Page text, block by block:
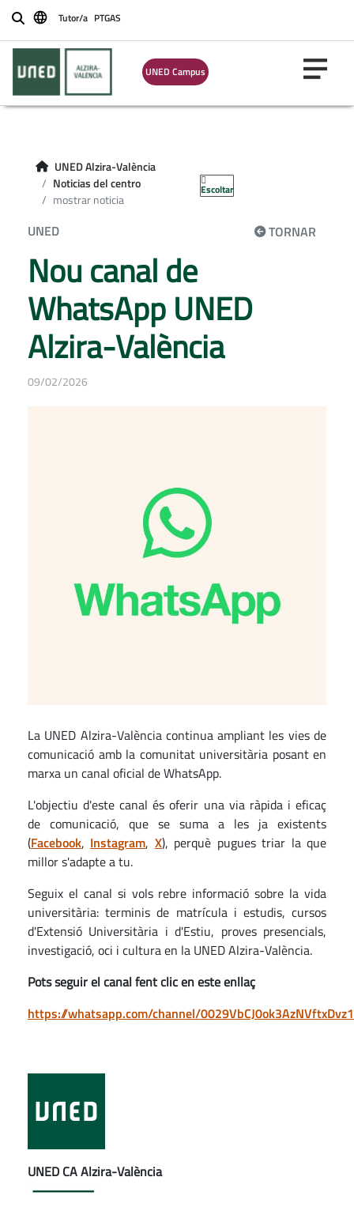
Buscar
Tutor/a PTGAS
UNED Campus
UNED Alzira-València
Noticias del centro
mostrar noticia
Escoltar
UNED TORNAR
Nou canal de
WhatsApp UNED
Alzira-València
09/02/2026
La UNED Alzira-València continua ampliant les vies de
comunicació amb la comunitat universitària posant en
marxa un canal oficial de WhatsApp.
L'objectiu d'este canal és oferir una via ràpida i eficaç
de comunicació, que se suma a les ja existents
(Facebook, Instagram, X), perquè pugues triar la que
millor s'adapte a tu.
Seguix el canal si vols rebre informació sobre la vida
universitària: terminis de matrícula i estudis, cursos
d'Extensió Universitària i d'Estiu, proves presencials,
investigació, oci i cultura en la UNED Alzira-València.
Pots seguir el canal fent clic en este enllaç
https://whatsapp.com/channel/
UNED CA Alzira-València